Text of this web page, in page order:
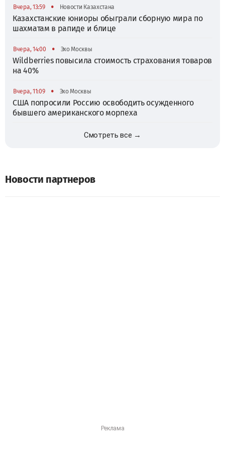
Вчера, 13:59 • Новости Казахстана
Казахстанские юниоры обыграли сборную мира по
шахматам в рапиде и блице
Вчера, 14:00 • Эхо Москвы
Wildberries повысила стоимость страхования товаров
на 40%
Вчера, 11:09 • Эхо Москвы
США попросили Россию освободить осужденного
бывшего американского морпеха
Смотреть все →
Новости партнеров